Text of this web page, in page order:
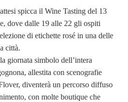
spicca il Wine Tasting del 13
dove dalle 19 alle 22 gli ospiti
di etichette rosé in una delle
città.
giornata simbolo dell’intera
allestita con scenografie
diventerà un percorso diffuso
con molte boutique che